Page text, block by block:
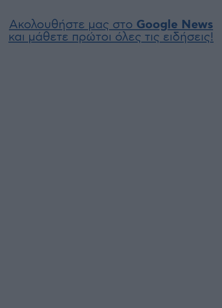
Ακολουθήστε μας στο Google News
και μάθετε πρώτοι όλες τις ειδήσεις!